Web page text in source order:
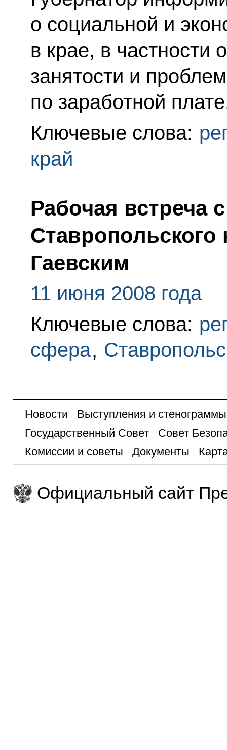
о социальной и
в крае, в частности
занятости и
по заработной
Ключевые слова:
край
Рабочая встреча
Ставропольского
Гаевским
11 июня 2008 года
Ключевые слова:
сфера,
Новости
Выступления и стенограммы
Государственный Совет
Совет
Комиссии и советы
Документы
Официальный сайт